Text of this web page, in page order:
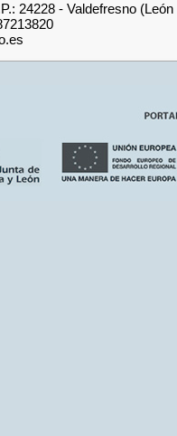
24228 - Valdefresno